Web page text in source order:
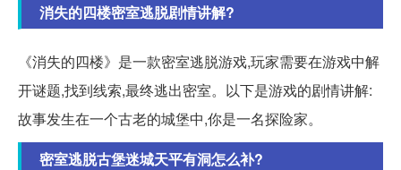
消失的四楼密室逃脱剧情讲解?
《消失的四楼》是一款密室逃脱游戏,玩家需要在游戏中解
开谜题,找到线索,最终逃出密室。以下是游戏的剧情讲解:
故事发生在一个古老的城堡中,你是一名探险家。
密室逃脱古堡迷城天平有洞怎么补?